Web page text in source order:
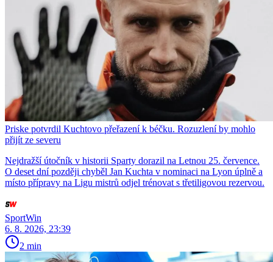
Priske potvrdil Kuchtovo přeřazení k béčku. Rozuzlení by mohlo
přijít ze severu
Nejdražší útočník v historii Sparty dorazil na Letnou 25. července.
O deset dní později chyběl Jan Kuchta v nominaci na Lyon úplně a
místo přípravy na Ligu mistrů odjel trénovat s třetiligovou rezervou.
SportWin
6. 8. 2026, 23:39
2 min